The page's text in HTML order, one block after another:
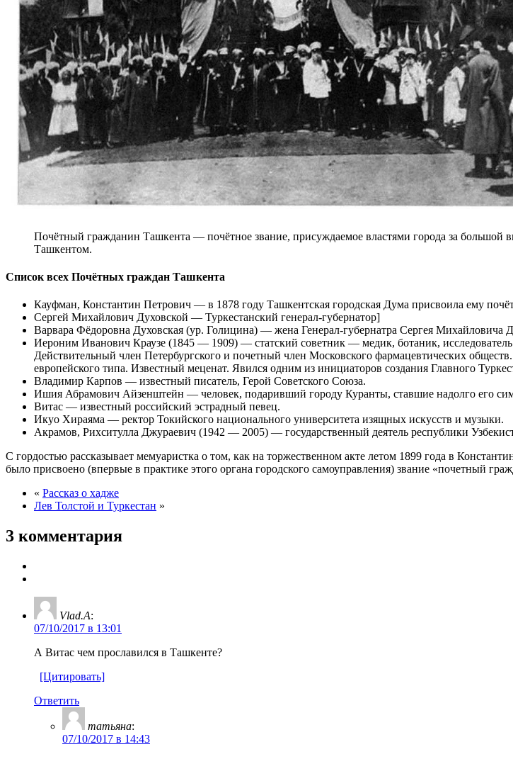
Почётный гражданин Ташкента — почётное звание, присуждаемое властями города за большой
Ташкентом.
Список всех Почётных граждан Ташкента
Кауфман, Константин Петрович — в 1878 году Ташкентская городская Дума присвоила ему
Сергей Михайлович Духовской — Туркестанский генерал-губернатор]
Варвара Фёдоровна Духовская (ур. Голицина) — жена Генерал-губернатра Сергея Михайловича
Иероним Иванович Краузе (1845 — 1909) — статский советник — медик, ботаник,
Действительный член Петербургского и почетный член Московского фармацевтических
европейского типа. Известный меценат. Явился одним из инициаторов создания Главного
Владимир Карпов — известный писатель, Герой Советского Союза.
Ишия Абрамович Айзенштейн — человек, подаривший городу Куранты, ставшие надолго его
Витас — известный российский эстрадный певец.
Икуо Хираяма — ректор Токийского национального университета изящных искусств и музыки.
Акрамов, Рихситулла Джураевич (1942 — 2005) — государственный деятель республики
С гордостью рассказывает мемуаристка о том, как на торжественном акте летом 1899 года в
было присвоено (впервые в практике этого органа городского самоуправления) звание «почетный
« Рассказ о хадже
Лев Толстой и Туркестан »
3 комментария
Vlad.A:
07/10/2017 в 13:01
А Витас чем прославился в Ташкенте?
[Цитировать]
Ответить
татьяна:
07/10/2017 в 14:43